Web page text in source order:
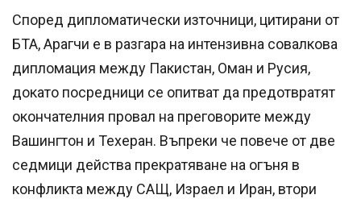
Според дипломатически източници, цитирани от
БТА, Арагчи е в разгара на интензивна совалкова
дипломация между Пакистан, Оман и Русия,
докато посредници се опитват да предотвратят
окончателния провал на преговорите между
Вашингтон и Техеран. Въпреки че повече от две
седмици действа прекратяване на огъня в
конфликта между САЩ, Израел и Иран, втори